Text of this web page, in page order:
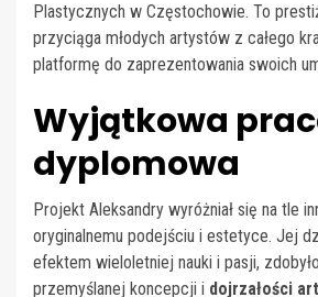
Plastycznych w Częstochowie. To
przyciąga młodych artystów z całego
platformę do zaprezentowania swoich
Wyjątkowa
dyplomowa
Projekt Aleksandry wyróżniał się na tle
oryginalnemu podejściu i estetyce. Jej
efektem wieloletniej nauki i pasji,
przemyślanej koncepcji i dojrzałości